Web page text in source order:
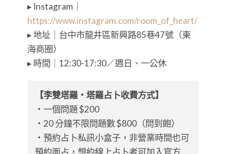
▸ Instagram｜
https://www.instagram.com/room_of_heart/
▸ 地址｜台中市龍井區新興路85巷47號（東
海商圈）
▸ 時間｜12:30-17:30／週日、一公休
【李雙塔羅・塔羅占卜收費方式】
・一個問題 $200
・20 分鐘不限問題數 $800（問到飽）
・預約占卜私訊小盒子，非營業時間也可
預約面占，想約線上占卜者可加入官方